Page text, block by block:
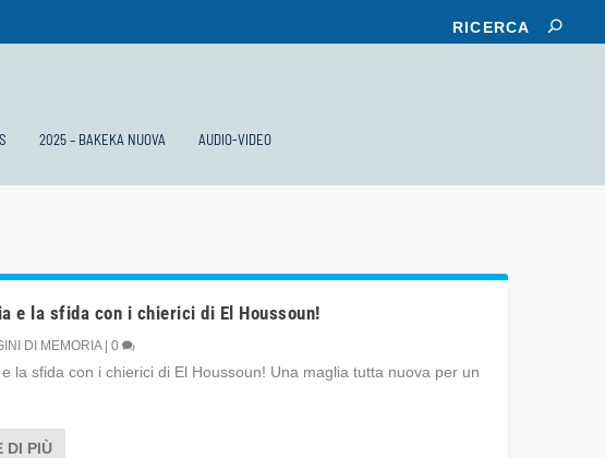
2025 – BAKEKA NUOVA AUDIO-VIDEO
e la sfida con i chierici di El Houssoun!
DI MEMORIA| 0
la sfida con i chierici di El Houssoun! Una maglia tutta nuova per un
DI PIÙ